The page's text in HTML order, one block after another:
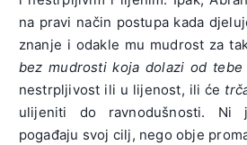
na pravi način postupa kada
znanje i odakle mu mudrost za
bez mudrosti koja dolazi od tebe
nestrpljivost ili u lijenost, ili će
ulijeniti do ravnodušnosti. Ni
pogađaju svoj cilj, nego obje